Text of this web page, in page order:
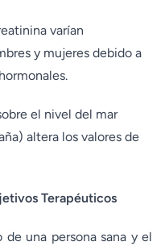
varían
y mujeres debido a
el nivel del mar
altera los valores de
Terapéuticos
una persona sana y el